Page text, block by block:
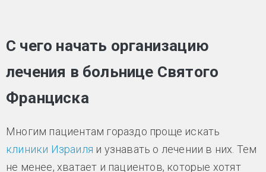
С чего начать организацию
лечения в больнице Святого
Франциска
Многим пациентам гораздо проще искать
клиники Израиля и узнавать о лечении в них. Тем
не менее, хватает и пациентов, которые хотят